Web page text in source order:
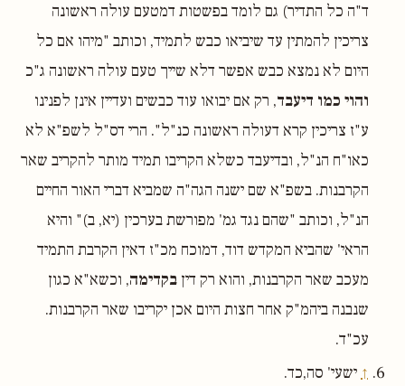
ד"ה כל התדיר) גם לומד בפשטות דמטעם עולה ראשונה
צריכין להמתין עד שיביאו כבש לתמיד, וכותב "מיהו אם כל
היום לא נמצא כבש אפשר דלא שייך טעם עולה ראשונה ג"כ
והוי כמו דיעבד, רק אם יבואו עוד כבשים ועדיין אינן לפנינו
ע"ז צריכין קרא דעולה ראשונה כנ"ל". הרי דס"ל לשפ"א לא
כאו"ח הנ"ל, ובדיעבד כשלא הקריבו תמיד מותר להקריב שאר
הקרבנות. בשפ"א שם ישנה הגה"ה שמביא דברי האור החיים
הנ"ל, וכותב "שהם נגד גמ' מפורשת בערכין (יא, ב)" והיא
הראי' שהביא המקדש דוד, דמוכח מכ"ז דאין הקרבת התמיד
מעכב שאר הקרבנות, והוא רק דין בקדימה, וכשא"א כגון
שנבנה ביהמ"ק אחר חצות היום אכן יקריבו שאר הקרבנות.
עכ"ד.
↑ישעי' סה,כד.